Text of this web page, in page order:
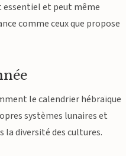
et peut même
comme ceux que propose
le calendrier hébraïque
systèmes lunaires et
la diversité des cultures.